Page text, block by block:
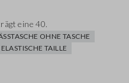
eine 40.
OHNE TASCHE
ELASTISCHE TAILLE